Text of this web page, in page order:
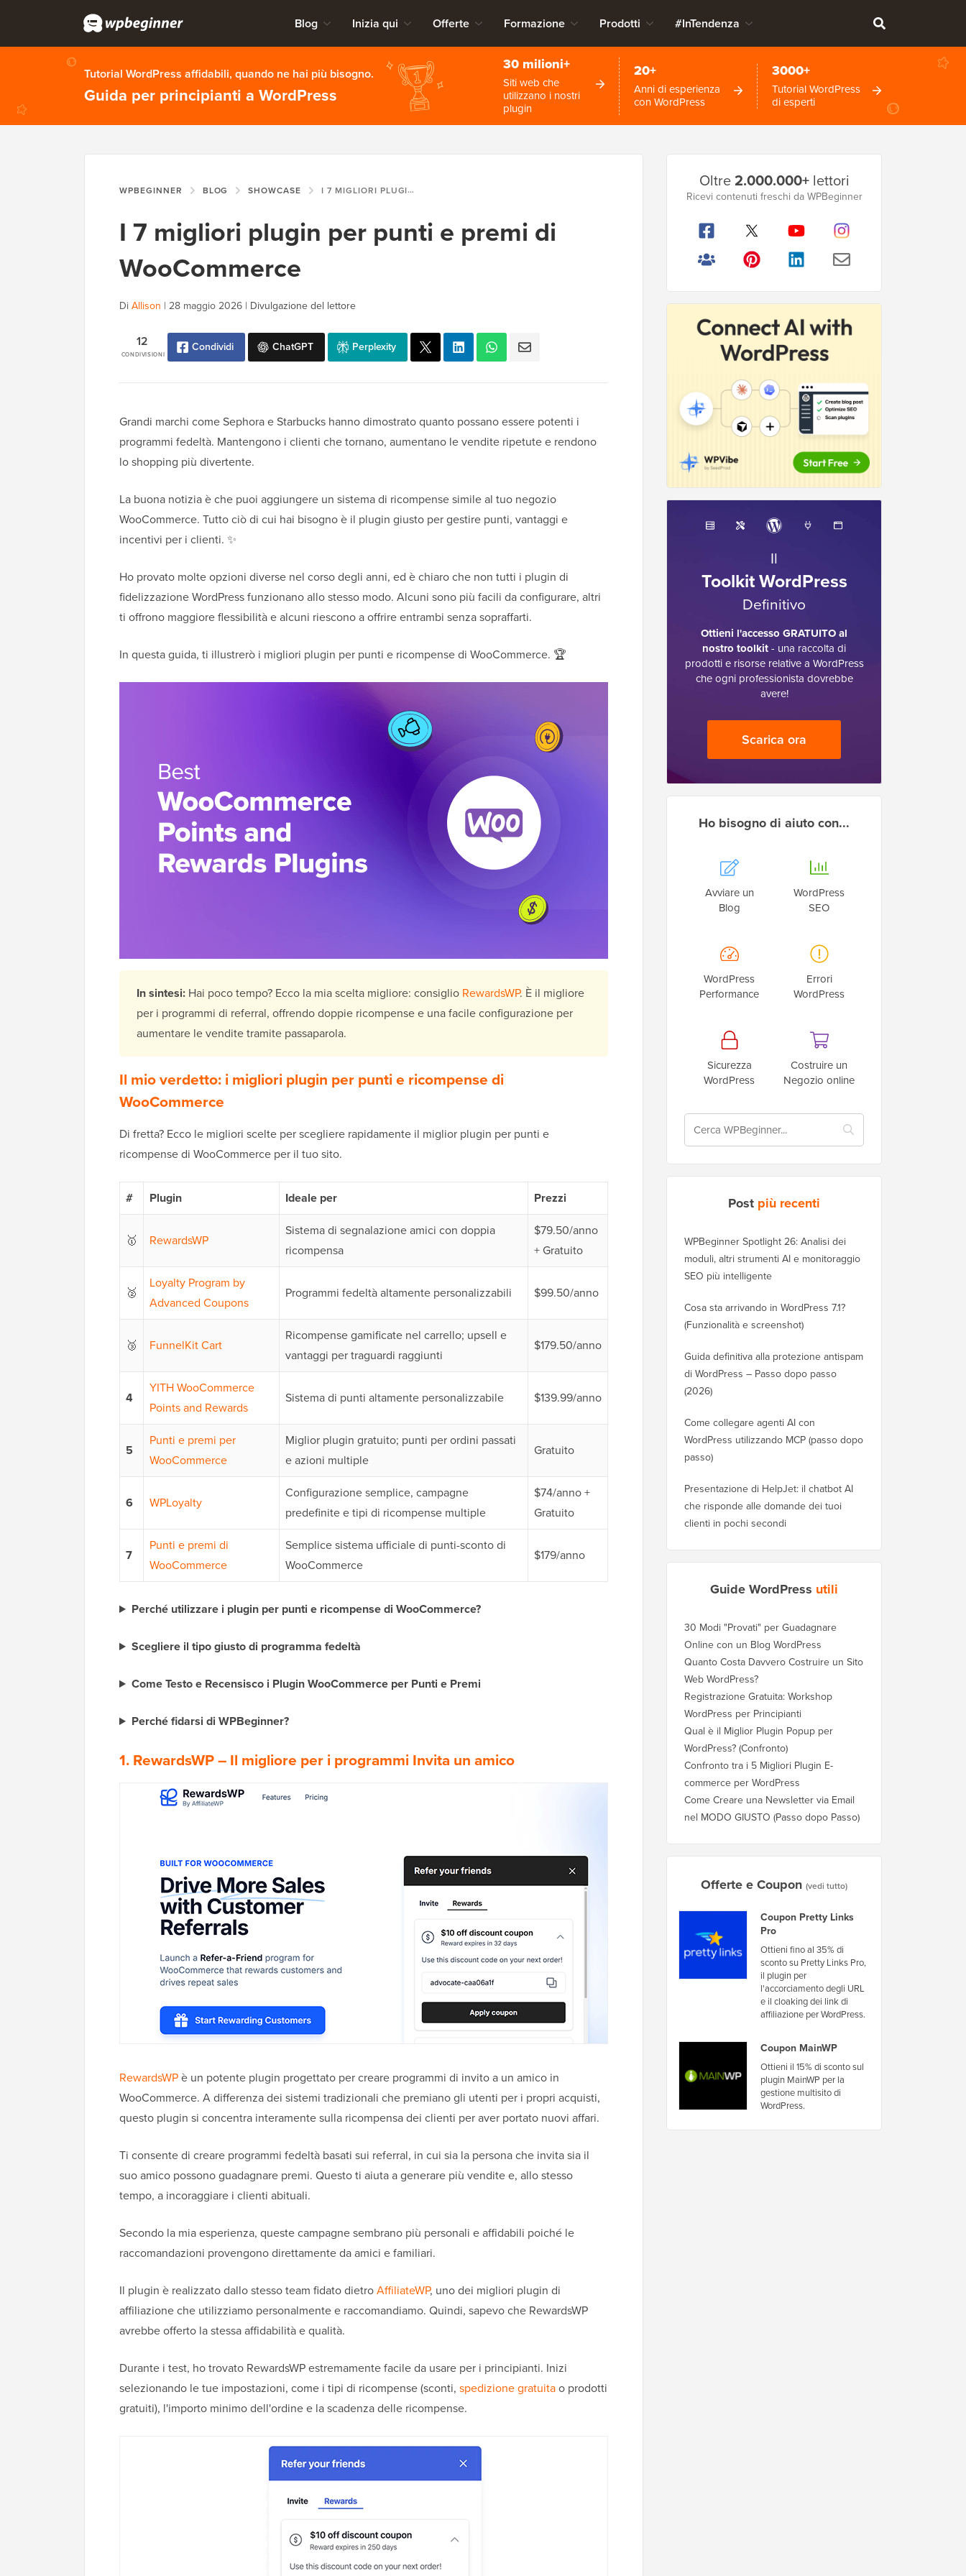
Blog Inizia qui Offerte Formazione Prodotti #InTendenza
Tutorial WordPress affidabili, quando ne hai più bisogno.
Guida per principianti a WordPress
30 milioni+
Siti web che
utilizzano i nostri
plugin
20+
Anni di esperienza
con WordPress
3000+
Tutorial WordPress
di esperti
WPBEGINNER BLOG SHOWCASE I 7 MIGLIORI PLUGIN PER PUNTI E PREMI DI WOOCOMMERCE
I 7 migliori plugin per punti e premi di
WooCommerce
DiAllison | 28 maggio 2026 | Divulgazione del lettore
CONDIVISIONI
12 Condividi ChatGPT Perplexity
Grandi marchi come Sephora e Starbucks hanno dimostrato quanto possano essere potenti i
programmi fedeltà. Mantengono i clienti che tornano, aumentano le vendite ripetute e rendono
lo shopping più divertente.
La buona notizia è che puoi aggiungere un sistema di ricompense simile al tuo negozio
WooCommerce. Tutto ciò di cui hai bisogno è il plugin giusto per gestire punti, vantaggi e
incentivi per i clienti. ✨
Ho provato molte opzioni diverse nel corso degli anni, ed è chiaro che non tutti i plugin di
fidelizzazione WordPress funzionano allo stesso modo. Alcuni sono più facili da configurare, altri
ti offrono maggiore flessibilità e alcuni riescono a offrire entrambi senza sopraffarti.
In questa guida, ti illustrerò i migliori plugin per punti e ricompense di WooCommerce. 🏆
In sintesi: Hai poco tempo? Ecco la mia scelta migliore: consiglio RewardsWP. È il migliore
per i programmi di referral, offrendo doppie ricompense e una facile configurazione per
aumentare le vendite tramite passaparola.
Il mio verdetto: i migliori plugin per punti e ricompense di
WooCommerce
Di fretta? Ecco le migliori scelte per scegliere rapidamente il miglior plugin per punti e
ricompense di WooCommerce per il tuo sito.
# Plugin Ideale per Prezzi
🥇 RewardsWP
Sistema di segnalazione amici con doppia
ricompensa
$79.50/anno
+ Gratuito
🥈
Loyalty Program by
Advanced Coupons
Programmi fedeltà altamente personalizzabili $99.50/anno
🥉 FunnelKit Cart
Ricompense gamificate nel carrello; upsell e
vantaggi per traguardi raggiunti
$179.50/anno
4
YITH WooCommerce
Points and Rewards
Sistema di punti altamente personalizzabile $139.99/anno
5
Punti e premi per
WooCommerce
Miglior plugin gratuito; punti per ordini passati
e azioni multiple
Gratuito
6 WPLoyalty
Configurazione semplice, campagne
predefinite e tipi di ricompense multiple
$74/anno +
Gratuito
7
Punti e premi di
WooCommerce
Semplice sistema ufficiale di punti-sconto di
WooCommerce
$179/anno
Perché utilizzare i plugin per punti e ricompense di WooCommerce?
Scegliere il tipo giusto di programma fedeltà
Come Testo e Recensisco i Plugin WooCommerce per Punti e Premi
Perché fidarsi di WPBeginner?
1. RewardsWP– Il migliore per i programmi Invita un amico
RewardsWPè un potente plugin progettato per creare programmi di invito a un amico in
WooCommerce. A differenza dei sistemi tradizionali che premiano gli utenti per i propri acquisti,
questo plugin si concentra interamente sulla ricompensa dei clienti per aver portato nuovi affari.
Ti consente di creare programmi fedeltà basati sui referral, in cui sia la persona che invita sia il
suo amico possono guadagnare premi. Questo ti aiuta a generare più vendite e, allo stesso
tempo, a incoraggiare i clienti abituali.
Secondo la mia esperienza, queste campagne sembrano più personali e affidabili poiché le
raccomandazioni provengono direttamente da amici e familiari.
Il plugin è realizzato dallo stesso team fidato dietroAffiliateWP, uno dei migliori plugin di
affiliazione che utilizziamo personalmente e raccomandiamo. Quindi, sapevo che RewardsWP
avrebbe offerto la stessa affidabilità e qualità.
Durante i test, ho trovato RewardsWP estremamente facile da usare per i principianti. Inizi
selezionando le tue impostazioni, come i tipi di ricompense (sconti, spedizione gratuitao prodotti
gratuiti), l'importo minimo dell'ordine e la scadenza delle ricompense.
laterale
principale
Oltre2.000.000+lettori
Ricevi contenuti freschi da WPBeginner
Il
Toolkit WordPress
Definitivo
Ottieni l'accesso GRATUITO al
nostro toolkit- una raccolta di
prodotti e risorse relative a WordPress
che ogni professionista dovrebbe
avere!
Scarica ora
Ho bisogno di aiuto con...
Avviare un
Blog
WordPress
SEO
WordPress
Performance
Errori
WordPress
Sicurezza
WordPress
Costruire un
Negozio online
Post più recenti
WPBeginner Spotlight 26: Analisi dei
moduli, altri strumenti AI e monitoraggio
SEO più intelligente
Cosa sta arrivando in WordPress 7.1?
(Funzionalità e screenshot)
Guida definitiva alla protezione antispam
di WordPress – Passo dopo passo
(2026)
Come collegare agenti AI con
WordPress utilizzando MCP (passo dopo
passo)
Presentazione di HelpJet: il chatbot AI
che risponde alle domande dei tuoi
clienti in pochi secondi
Guide WordPress utili
30 Modi "Provati" per Guadagnare
Online con un Blog WordPress
Quanto Costa Davvero Costruire un Sito
Web WordPress?
Registrazione Gratuita: Workshop
WordPress per Principianti
Qual è il Miglior Plugin Popup per
WordPress? (Confronto)
Confronto tra i 5 Migliori Plugin E-
commerce per WordPress
Come Creare una Newsletter via Email
nel MODO GIUSTO (Passo dopo Passo)
Offerte e Coupon (vedi tutto)
Coupon Pretty Links
Pro
Ottieni fino al 35% di
sconto su Pretty Links Pro,
il plugin per
l'accorciamento degli URL
e il cloaking dei link di
affiliazione per WordPress.
Coupon MainWP
Ottieni il 15% di sconto sul
plugin MainWP per la
gestione multisito di
WordPress.